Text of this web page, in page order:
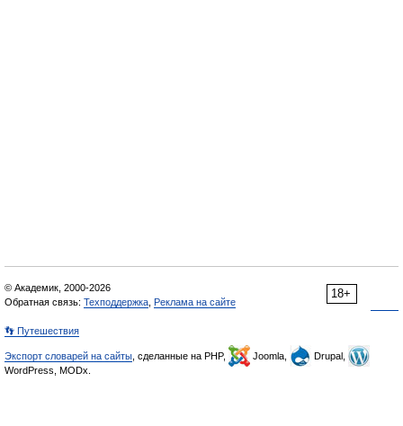
18+
© Академик, 2000-2026
Обратная связь: Техподдержка Реклама на сайте
👣 Путешествия
Экспорт словарей на сайты , сделанные на PHP, Joomla,
Drupal,
WordPress, MODx.